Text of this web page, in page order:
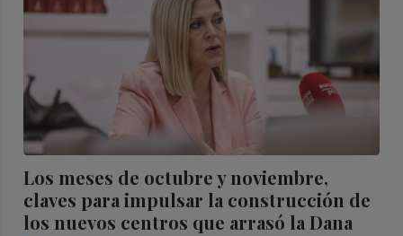
Los meses de octubre y noviembre,
claves para impulsar la construcción de
los nuevos centros que arrasó la Dana